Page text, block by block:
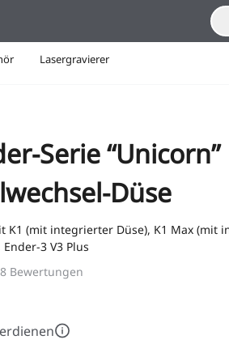
Lasergravierer
Serie “Unicorn”
Düse
K1 (mit integrierter Düse), K1 Max (mit
Ender-3 V3 Plus
8 Bewertungen